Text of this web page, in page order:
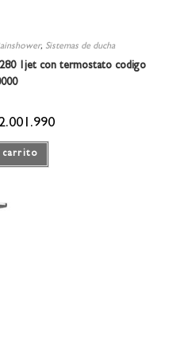
, Sistemas de ducha
1jet con termostato codigo
2.001.990
carrito